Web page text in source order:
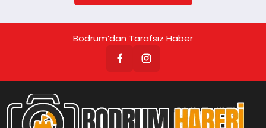
Bodrum’dan Tarafsız Haber